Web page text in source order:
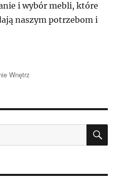
i wybór mebli, które
naszym potrzebom i
Wnętrz